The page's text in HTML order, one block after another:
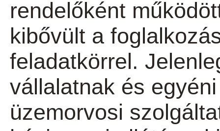
rendelőként
kibővült a
feladatkörrel.
vállalatnak és
üzemorvosi